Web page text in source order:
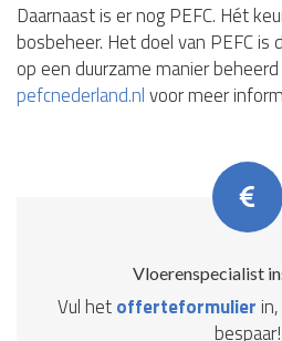
Daarnaast is er nog PEFC. Hét
bosbeheer. Het doel van PEFC
op een duurzame manier
pefcnederland.nlvoor meer
Vloerenspecialist
Vul hetofferteformulier
bespaar!